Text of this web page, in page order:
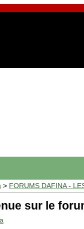
> FORUMS DAFINA -
sur le